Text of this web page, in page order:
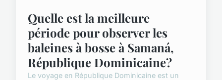
Quelle est la meilleure
période pour observer les
baleines à bosse à Samaná,
République Dominicaine?
Le voyage en République Dominicaine est un